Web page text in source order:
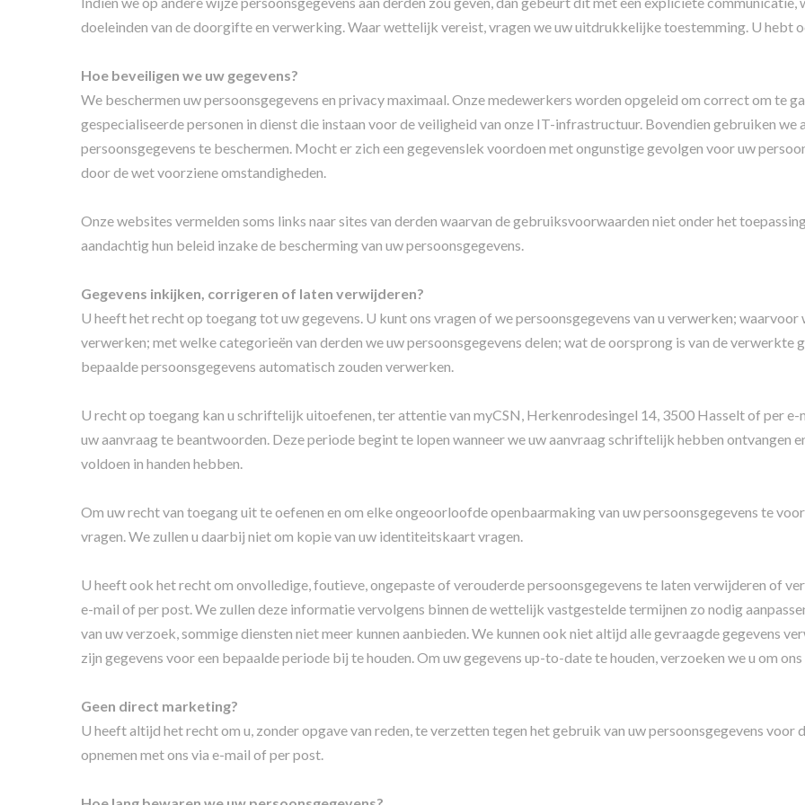
doeleinden van de doorgifte en verwerking. Waar wettelijk vereist, vragen we uw uitdrukkelijke toestemming. U hebt
Hoe beveiligen we uw gegevens?
We beschermen uw persoonsgegevens en privacy maximaal. Onze medewerkers worden opgeleid om correct om te
gespecialiseerde personen in dienst die instaan voor de veiligheid van onze IT-infrastructuur. Bovendien gebruiken we
persoonsgegevens te beschermen. Mocht er zich een gegevenslek voordoen met ongunstige gevolgen voor uw
door de wet voorziene omstandigheden.
Onze websites vermelden soms links naar sites van derden waarvan de gebruiksvoorwaarden niet onder het
aandachtig hun beleid inzake de bescherming van uw persoonsgegevens.
Gegevens inkijken, corrigeren of laten verwijderen?
U heeft het recht op toegang tot uw gegevens. U kunt ons vragen of we persoonsgegevens van u verwerken;
verwerken; met welke categorieën van derden we uw persoonsgegevens delen; wat de oorsprong is van de verwerkte
bepaalde persoonsgegevens automatisch zouden verwerken.
U recht op toegang kan u schriftelijk uitoefenen, ter attentie van myCSN, Herkenrodesingel 14, 3500 Hasselt of per e-
uw aanvraag te beantwoorden. Deze periode begint te lopen wanneer we uw aanvraag schriftelijk hebben ontvangen
voldoen in handen hebben.
Om uw recht van toegang uit te oefenen en om elke ongeoorloofde openbaarmaking van uw persoonsgegevens te
vragen. We zullen u daarbij niet om kopie van uw identiteitskaart vragen.
U heeft ook het recht om onvolledige, foutieve, ongepaste of verouderde persoonsgegevens te laten verwijderen of
e-mail of per post. We zullen deze informatie vervolgens binnen de wettelijk vastgestelde termijnen zo nodig
van uw verzoek, sommige diensten niet meer kunnen aanbieden. We kunnen ook niet altijd alle gevraagde gegevens
zijn gegevens voor een bepaalde periode bij te houden. Om uw gegevens up-to-date te houden, verzoeken we u om
Geen direct marketing?
U heeft altijd het recht om u, zonder opgave van reden, te verzetten tegen het gebruik van uw persoonsgegevens
opnemen met ons via e-mail of per post.